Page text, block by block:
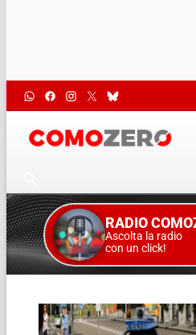
RADIO
Ascolta la radio
con un click!